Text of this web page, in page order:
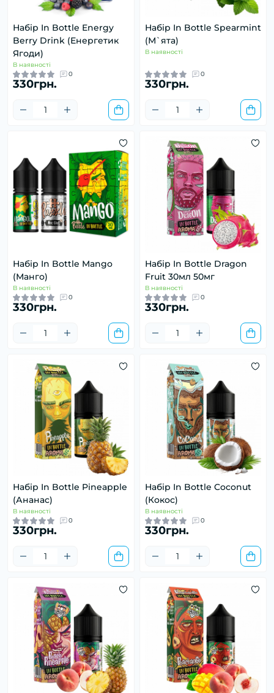
Набір In Bottle Energy
Berry Drink (Енергетик
Ягоди)
В наявності
0
330грн.
Набір In Bottle Spearmint
(М`ята)
В наявності
0
330грн.
Набір In Bottle Mango
(Манго)
В наявності
0
330грн.
Набір In Bottle Dragon
Fruit 30мл 50мг
В наявності
0
330грн.
Набір In Bottle Pineapple
(Ананас)
В наявності
0
330грн.
Набір In Bottle Coconut
(Кокос)
В наявності
0
330грн.